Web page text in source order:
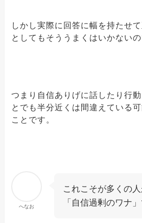
しかし実際に回答に幅を持たせ
としてもそううまくはいかないの
つまり自信ありげに話したり行
とでも半分近くは間違えている
ことです。
へなお
これこそが多くの
「自信過剰のワナ」